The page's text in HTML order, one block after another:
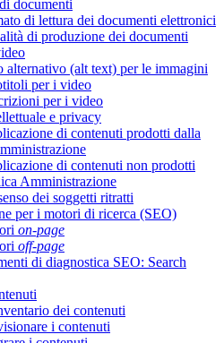
documenti
di lettura dei documenti elettronici
di produzione dei documenti
alternativo (alt text) per le immagini
per i video
per i video
e privacy
di contenuti prodotti dalla
di contenuti non prodotti
Amministrazione
dei soggetti ritratti
per i motori di ricerca (SEO)
on-page
off-page
di diagnostica SEO: Search
dei contenuti
i contenuti